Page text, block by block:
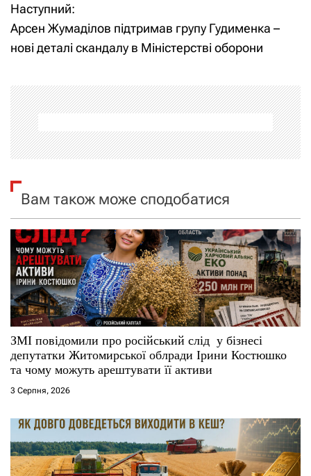
в
і
а
ц
і
я
з
а
п
и
с
і
Наступний:
Арсен Жумаділов підтримав групу Гудименка –
нові деталі скандалу в Міністерстві оборони
Вам також може сподобатися
ЗМІ повідомили про російський слід у бізнесі
депутатки Житомирської облради Ірини Костюшко
та чому можуть арештувати її активи
3 Серпня, 2026